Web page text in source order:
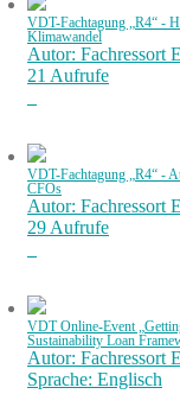
VDT-Fachtagung „R4“ -
Klimawandel
Autor: Fachressort
21 Aufrufe
VDT-Fachtagung „R4“ -
CFOs
Autor: Fachressort
29 Aufrufe
VDT Online-Event
Sustainability Loan
Autor: Fachressort
Sprache: Englisch